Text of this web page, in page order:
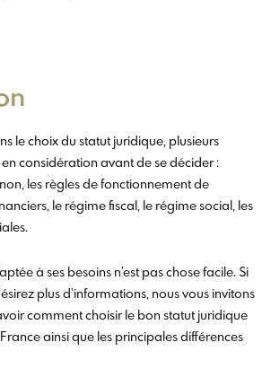
le choix du statut juridique, plusieurs
considération avant de se décider :
les règles de fonctionnement de
le régime fiscal, le régime social, les
à ses besoins n’est pas chose facile. Si
plus d’informations, nous vous invitons
comment choisir le bon statut juridique
ainsi que les principales différences